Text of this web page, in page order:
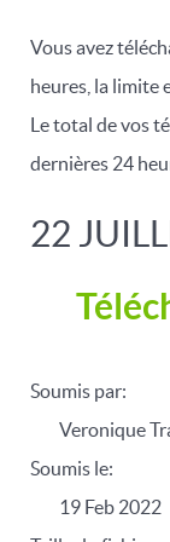
Vous avez
heures, la limite
Le total de vos
dernières 24
22
Soumis par:
Veronique
Soumis le:
19 Feb 2022